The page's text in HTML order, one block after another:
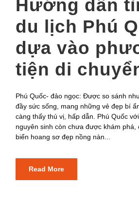
Hướng dẫn
du lịch Phú
dựa vào
tiện di
Phú Quốc- đảo ngọc: Được so sánh
đầy sức sống, mang những vẻ đẹp bí
càng thấy thú vị, hấp dẫn. Phú Quốc
nguyên sinh còn chưa được khám phá,
biển hoang sơ đẹp nồng nàn...
Read More